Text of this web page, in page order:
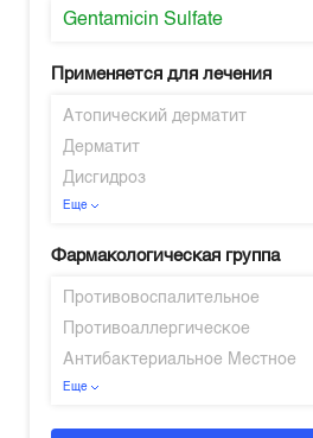
Gentamicin Sulfate
Применяется для лечения
Атопический дерматит
Дерматит
Дисгидроз
Еще
Фармакологическая группа
Противовоспалительное
Противоаллергическое
Антибактериальное Местное
Еще